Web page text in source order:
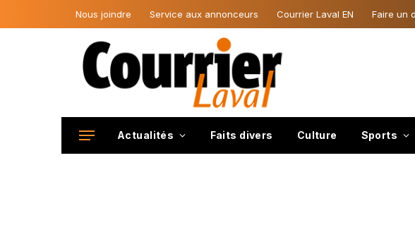
Nous joindre Service aux annonceurs Courrier Laval EN Faire un
Actualités Faits divers Culture Sports